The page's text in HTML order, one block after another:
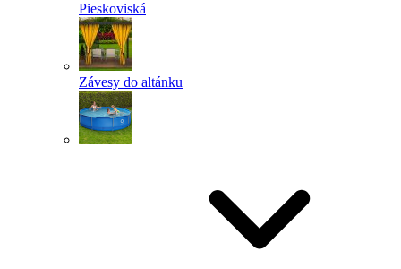
Pieskoviská
Závesy do altánku